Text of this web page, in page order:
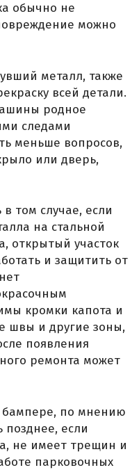
обычно не
можно
металл, также
всей детали.
родное
следами
меньше вопросов,
или дверь,
том случае, если
на стальной
открытый участок
и защитить от
кромки капота и
швы и другие зоны,
появления
ремонта может
по мнению
если
не имеет трещин и
парковочных